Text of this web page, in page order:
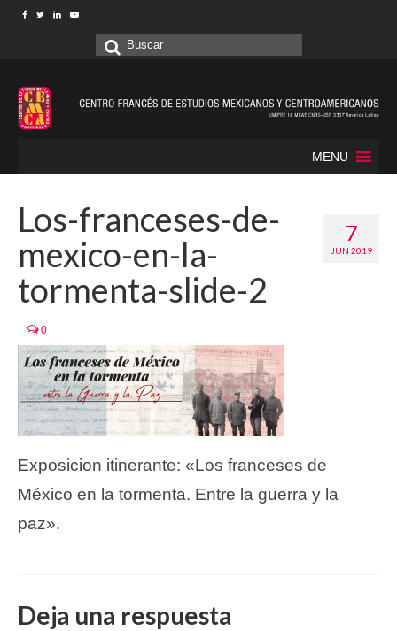
Buscar
MENU
7
JUN 2019
Los-franceses-de-
mexico-en-la-
tormenta-slide-2
0
Exposicion itinerante: «Los franceses de
México en la tormenta. Entre la guerra y la
paz».
Deja una respuesta